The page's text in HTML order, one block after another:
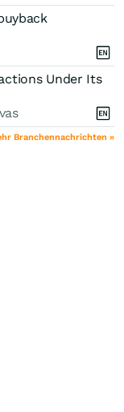
Under Its
Branchennachrichten »